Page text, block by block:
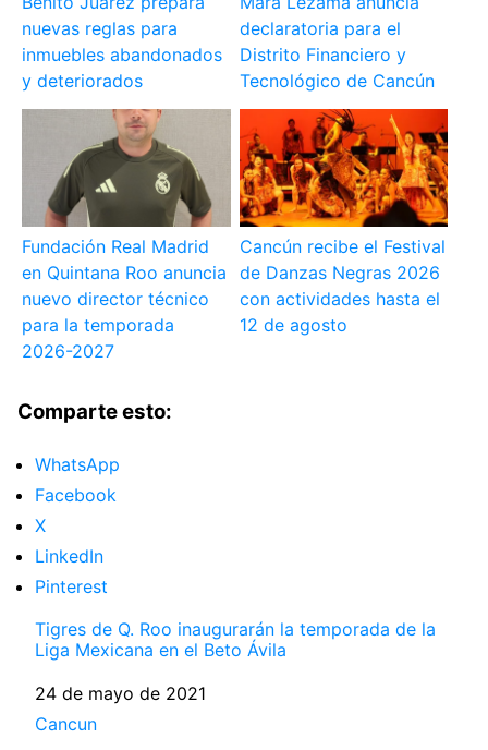
nuevas reglas para
inmuebles abandonados
y deteriorados
declaratoria para el
Distrito Financiero y
Tecnológico de Cancún
Fundación Real Madrid
en Quintana Roo anuncia
nuevo director técnico
para la temporada
2026-2027
Cancún recibe el Festival
de Danzas Negras 2026
con actividades hasta el
12 de agosto
Comparte esto:
WhatsApp
Facebook
X
LinkedIn
Pinterest
Tigres de Q. Roo inaugurarán la temporada de la
Liga Mexicana en el Beto Ávila
Fecha
24 de mayo de 2021
Respecto a
Cancun